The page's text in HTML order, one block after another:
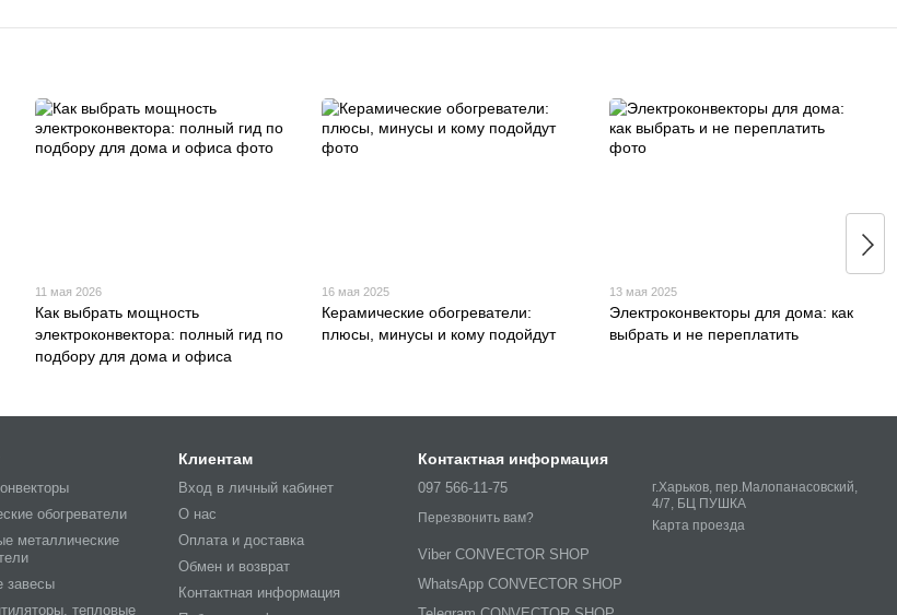
11 мая 2026
Как выбрать мощность
электроконвектора: полный гид по
подбору для дома и офиса
16 мая 2025
Керамические обогреватели:
плюсы, минусы и кому подойдут
13 мая 2025
Электроконвекторы для дома: как
выбрать и не переплатить
обогреватели
металлические
завесы
тепловые
Клиентам
Вход в личный кабинет
О нас
Оплата и доставка
Обмен и возврат
Контактная информация
Контактная информация
097 566-11-75
Перезвонить вам?
Viber CONVECTOR SHOP
WhatsApp CONVECTOR SHOP
г.Харьков, пер.Малопанасовский,
4/7, БЦ ПУШКА
Карта проезда